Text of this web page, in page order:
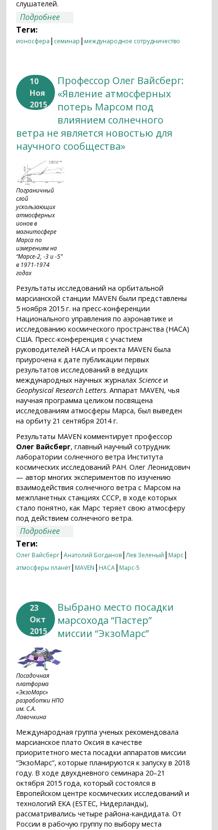
слушателей.
Подробнее
норвежским акцентом
Теги:
ионосфера | семинар | международное сотрудничество
10
Ноя
2015
Профессор Олег Вайсберг:
«Явление атмосферных
потерь Марсом под
влиянием солнечного
ветра не является новостью для
научного сообщества»
Пограничный
слой
ускользающих
атмосферных
ионов в
магнитосфере
Марса по
измерениям на
“Марсе-2, -3 и -5”
в 1971-1974
годах
Результаты исследований на орбитальной
марсианской станции MAVEN были представлены
5 ноября 2015 г. на пресс-конференции
Национального управления по аэронавтике и
исследованию космического пространства (НАСА)
США. Пресс-конференция с участием
руководителей НАСА и проекта MAVEN была
приурочена к дате публикации первых
результатов исследований в ведущих
международных научных журналахScience и
Geophysical Research Letters. Аппарат MAVEN, чья
научная программа целиком посвящена
исследованиям атмосферы Марса, был выведен
на орбиту 21 сентября 2014 г.
Результаты MAVEN комментирует профессор
Олег Вайсберг, главный научный сотрудник
лаборатории солнечного ветра Института
космических исследований РАН. Олег Леонидович
— автор многих экспериментов по изучению
взаимодействия солнечного ветра с Марсом на
межпланетных станциях СССР, в ходе которых
стало понятно, как Марс теряет свою атмосферу
под действием солнечного ветра.
Подробнее
влиянием солнечного ветра не
является новостью для научного
сообщества»
Теги:
Олег Вайсберг|Анатолий Богданов|Лев Зеленый | Марс|
атмосферы планет| MAVEN | НАСА| Марс-5
23
Окт
2015
Выбрано место посадки
марсохода “Пастер”
миссии “ЭкзоМарс”
Посадочная
платформа
«ЭкзоМарс»
разработки НПО
им. С.А.
Лавочкина
Международная группа ученых рекомендовала
марсианское плато Оксия в качестве
приоритетного места посадки аппаратов миссии
“ЭкзоМарс”, которые планируются к запуску в 2018
году. В ходе двухдневного семинара 20–21
октября 2015 года, который состоялся в
Европейском центре космических исследований и
технологий ЕКА (ESTEC, Нидерланды),
рассматривались четыре района-кандидата. От
России в рабочую группу по выбору места